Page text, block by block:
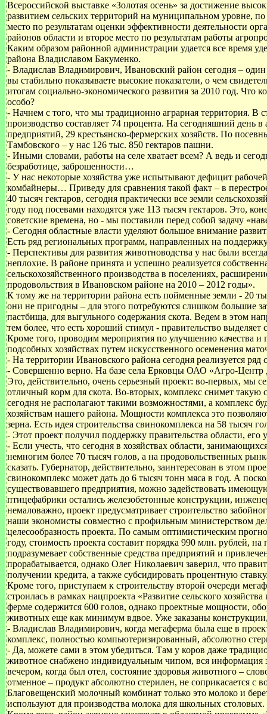
Всероссийской выставке «Золотая осень» за достижение
развитием сельских территорий на муниципальном уровне,
место по результатам оценки эффективности деятельности
районов области и второе место по результатам работы
Каким образом районной администрации удается все время
района Владиславом Бакуменко.
- Владислав Владимирович, Ивановский район сегодня –
вы стабильно показываете высокие показатели, о чем
итогам социально-экономического развития за 2010 год. Что
особо?
- Начнем с того, что мы традиционно аграрная территория. В
производство составляет 74 процента. На сегодняшний день
предприятий, 29 крестьянско-фермерских хозяйств. По
Тамбовского – у нас 126 тыс. 850 гектаров пашни.
- Иными словами, работы на селе хватает всем? А ведь и
безработице, заброшенности…
- У нас некоторые хозяйства уже испытывают дефицит
комбайнеры… Приведу для сравнения такой факт – в
40 тысяч гектаров, сегодня практически все земли
году под посевами находятся уже 113 тысяч гектаров. Это,
советские времена, но - мы поставили перед собой задачу
- Сегодня областные власти уделяют большое внимание
Есть ряд региональных программ, направленных на
- Перспективы для развития животноводства у нас были
неплохие. В районе принята и успешно реализуется
сельскохозяйственного производства в поселениях,
продовольствия в Ивановском районе на 2010 – 2012 годы».
К тому же на территории района есть пойменные земли - 20
они не пригодны – для этого потребуются слишком большие
пастбища, для выгульного содержания скота. Ведем в этом
тем более, что есть хороший стимул - правительство
Кроме того, проводим мероприятия по улучшению качества и
подсобных хозяйствах путем искусственного осеменения
- На территории Ивановского района сегодня реализуется
- Совершенно верно. На базе села Ерковцы ОАО «Агро-Центр
Это, действительно, очень серьезный проект: во-первых, мы
отличный корм для скота. Во-вторых, комплекс снимет такую
сегодня не располагают такими возможностями, а комплекс
хозяйствам нашего района. Мощности комплекса это
зерна. Есть идея строительства свинокомплекса на 58 тысяч
- Этот проект получил поддержку правительства области,
- Если учесть, что сегодня в хозяйствах области,
немногим более 70 тысяч голов, а на продовольственных
сказать. Губернатор, действительно, заинтересован в этом
свинокомплекс может дать до 6 тысяч тонн мяса в год. А
существовавшего предприятия, можно задействовать
птицефабрики остались железобетонные конструкции,
немаловажно, проект предусматривает строительство
наши экономисты совместно с профильным министерством
целесообразность проекта. По самым оптимистическим
году, стоимость проекта составит порядка 990 млн. рублей,
подразумевает собственные средства предприятий и
прорабатывается, однако Олег Николаевич заверил, что
получении кредита, а также субсидировать процентную
Кроме того, приступаем к строительству второй очереди
строилась в рамках нацпроекта «Развитие сельского
ферме содержится 600 голов, однако проектные мощности,
животных еще как минимум вдвое. Уже заказаны
- Владислав Владимирович, когда мегаферма была еще в
комплекс, полностью компьютеризированный, абсолютно
- Да, можете сами в этом убедиться. Там у коров даже
животное снабжено индивидуальным чипом, вся информация
вечером, когда был отел, состояние здоровья животного –
отменное – продукт абсолютно стерилен, не соприкасается с
Благовещенский молочный комбинат только это молоко и
используют для производства молока для школьных столовых.